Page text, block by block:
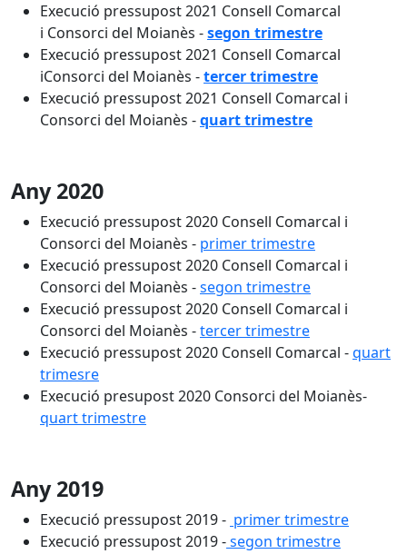
Execució pressupost 2021 Consell Comarcal
i Consorci del Moianès -segon trimestre
Execució pressupost 2021 Consell Comarcal
iConsorci del Moianès -tercer trimestre
Execució pressupost 2021 Consell Comarcal i
Consorci del Moianès -quart trimestre
Any 2020
Execució pressupost 2020 Consell Comarcal i
Consorci del Moianès - primer trimestre
Execució pressupost 2020 Consell Comarcal i
Consorci del Moianès -segon trimestre
Execució pressupost 2020 Consell Comarcal i
Consorci del Moianès -tercer trimestre
Execució pressupost 2020 Consell Comarcal -quart
trimesre
Execució presupost 2020 Consorci del Moianès-
quart trimestre
Any 2019
Execució pressupost 2019 - primer trimestre
Execució pressupost 2019 -segon trimestre